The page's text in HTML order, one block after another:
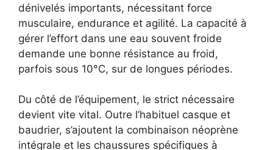
dénivelés importants, nécessitant force
musculaire, endurance et agilité. La capacité à
gérer l’effort dans une eau souvent froide
demande une bonne résistance au froid,
parfois sous 10°C, sur de longues périodes.
Du côté de l’équipement, le strict nécessaire
devient vite vital. Outre l’habituel casque et
baudrier, s’ajoutent la combinaison néoprène
intégrale et les chaussures spécifiques à